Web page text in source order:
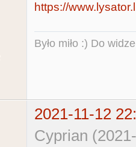
https://
Było miło :) Do
2021-11-12
Cyprian